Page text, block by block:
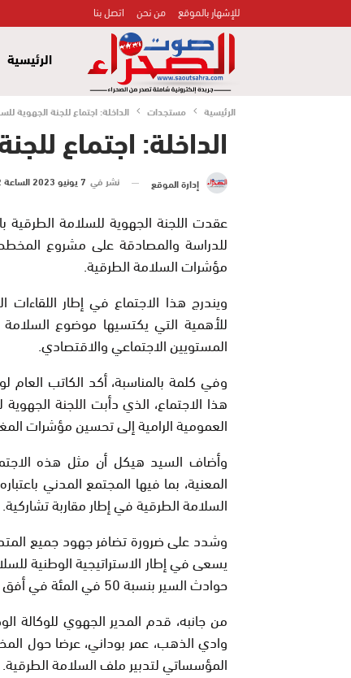
للإشهار بالموقع من نحن اتصل بنا
الرئيسية
الرئيسية مستجدات الداخلة: اجتماع للجنة الجهوية
الداخلة: اجتماع
إدارة الموقع نشر في 7 يونيو 2023 الساعة 12 و 33 دقيقة
عقدت اللجنة الجهوية للسلامة الطرقية
للدراسة والمصادقة على مشروع
مؤشرات السلامة الطرقية.
ويندرج هذا الاجتماع في إطار اللقاءات
للأهمية التي يكتسيها موضوع السلامة
المستويين الاجتماعي والاقتصادي.
وفي كلمة بالمناسبة، أكد الكاتب
هذا الاجتماع، الذي دأبت اللجنة
العمومية الرامية إلى تحسين مؤشرات
وأضاف السيد هيكل أن مثل هذه
المعنية، بما فيها المجتمع المدني
السلامة الطرقية في إطار مقاربة تشاركية.
وشدد على ضرورة تضافر جهود جميع
حوادث السير بنسبة 50 في المئة في أفق سنة 2026.
من جانبه، قدم المدير الجهوي للوكالة
وادي الذهب، عمر بوداني، عرضا حول
المؤسساتي لتدبير ملف السلامة الطرقية.